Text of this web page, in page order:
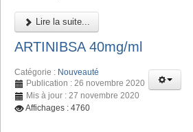
Lire la suite...
ARTINIBSA 40mg/ml
Catégorie : Nouveauté
Publication : 26 novembre 2020
Mis à jour : 27 novembre 2020
Affichages : 4760